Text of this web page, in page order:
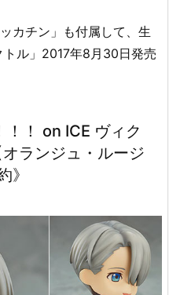
カチン」も付属して、生
ル」2017年8月30日発売
！ on ICE ヴィク
ランジュ・ルージ
》